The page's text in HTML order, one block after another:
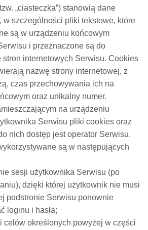
„ciasteczka”) stanowią dane
w szczególności pliki tekstowe, które
są w urządzeniu końcowym
i przeznaczone są do
stron internetowych Serwisu. Cookies
nazwę strony internetowej, z
czas przechowywania ich na
oraz unikalny numer.
na urządzeniu
Serwisu pliki cookies oraz
nich dostęp jest operator Serwisu.
są w następujących
sesji użytkownika Serwisu (po
dzięki której użytkownik nie musi
podstronie Serwisu ponownie
loginu i hasła;
celów określonych powyżej w części